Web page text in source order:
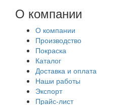
О компании
О компании
Производство
Покраска
Каталог
Доставка и оплата
Наши работы
Экспорт
Прайс-лист